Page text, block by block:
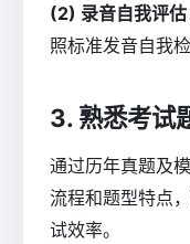
(2) 录音自我评估
照标准发音自我
3. 熟悉考试
通过历年真题及
流程和题型特点
试效率。